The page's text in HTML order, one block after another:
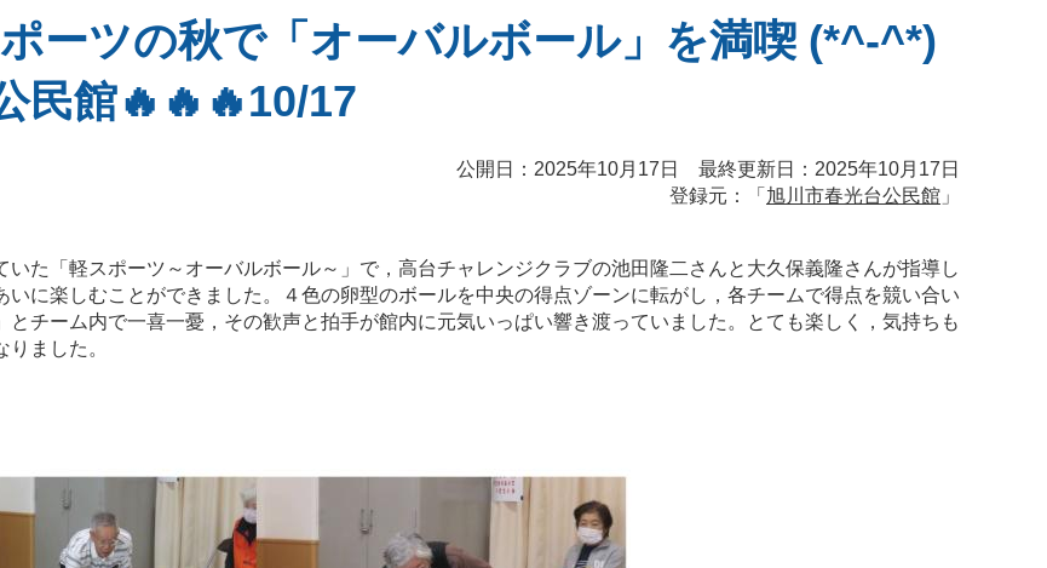
ーツの秋で「オーバルボール」を満喫 (*^-^*)
館🔥🔥🔥10/17
公開日：2025年10月17日 最終更新日：2025年10月17日
登録元：「 旭川市春光台公民館 」
た「軽スポーツ～オーバルボール～」で，高台チャレンジクラブの池田隆二さんと大久保義隆さんが指導し
に楽しむことができました。４色の卵型のボールを中央の得点ゾーンに転がし，各チームで得点を競い合い
チーム内で一喜一憂，その歓声と拍手が館内に元気いっぱい響き渡っていました。とても楽しく，気持ちも
ました。